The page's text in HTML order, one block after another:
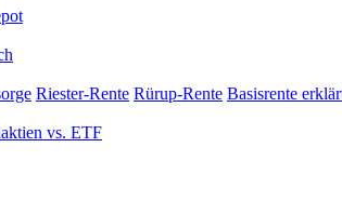
Riester-Rente Rürup-Rente Basisrente
vs. ETF